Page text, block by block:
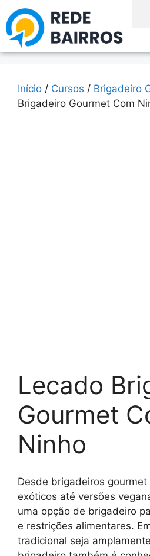
Início / Cursos / Brigadeiro
Brigadeiro Gourmet Com
Lecado
Gourmet
Ninho
Desde brigadeiros gourmet
exóticos até versões
uma opção de brigadeiro
e restrições alimentares.
tradicional seja